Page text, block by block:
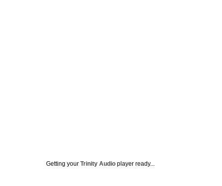
Getting your Trinity Audio player ready...